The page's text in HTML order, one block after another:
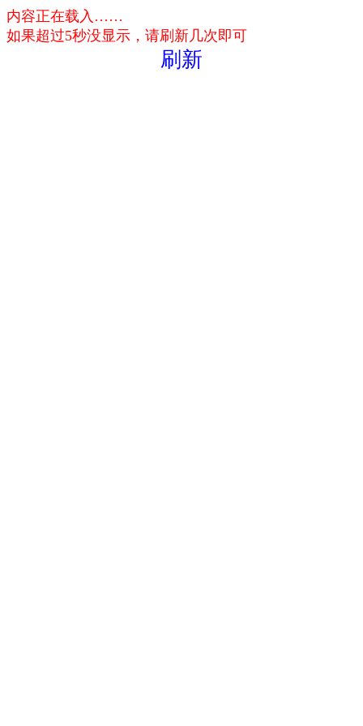
内容正在载入……
如果超过5秒没显示，请刷新几次即可
刷新